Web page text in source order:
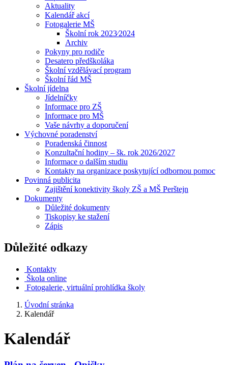
Aktuality
Kalendář akcí
Fotogalerie MŠ
Školní rok 2023⁄2024
Archiv
Pokyny pro rodiče
Desatero předškoláka
Školní vzdělávací program
Školní řád MŠ
Školní jídelna
Jídelníčky
Informace pro ZŠ
Informace pro MŠ
Vaše návrhy a doporučení
Výchovné poradenství
Poradenská činnost
Konzultační hodiny – šk. rok 2026/2027
Informace o dalším studiu
Kontakty na organizace poskytující odbornou pomoc
Povinná publicita
Zajištění konektivity školy ZŠ a MŠ Perštejn
Dokumenty
Důležité dokumenty
Tiskopisy ke stažení
Zápis
Důležité odkazy
Kontakty
Škola online
Fotogalerie, virtuální prohlídka školy
Úvodní stránka
Kalendář
Kalendář